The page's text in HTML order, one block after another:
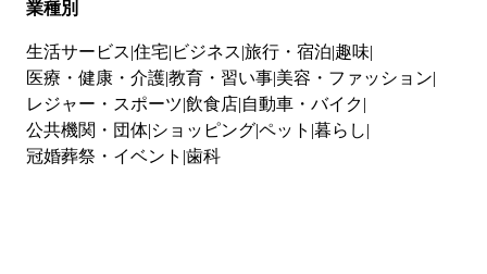
業種別
生活サービス 住宅 ビジネス 旅行・宿泊 趣味
医療・健康・介護教育・習い事 美容・ファッション
レジャー・スポーツ 飲食店 自動車・バイク
公共機関・団体 ショッピングペット 暮らし
冠婚葬祭・イベント 歯科